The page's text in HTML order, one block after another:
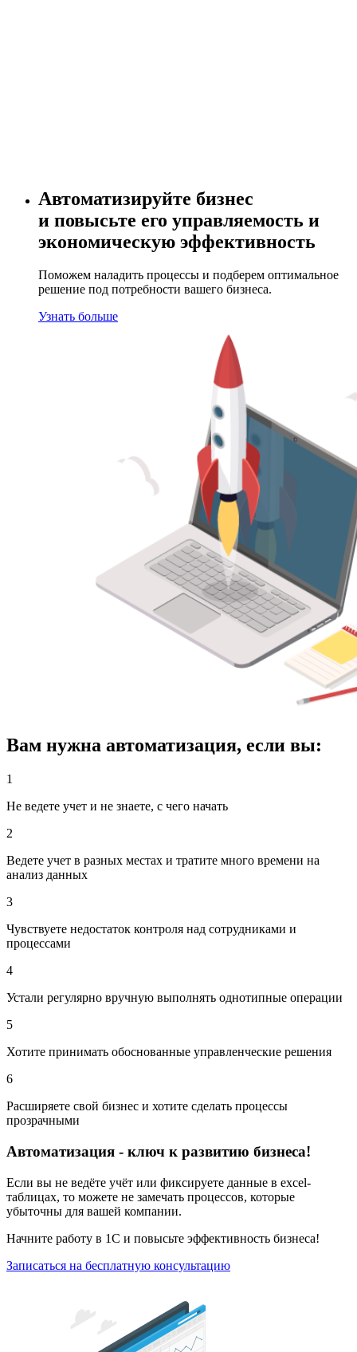
Автоматизируйте бизнес
и повысьте его управляемость и
экономическую эффективность
Поможем наладить процессы и подберем оптимальное
решение под потребности вашего бизнеса.
Узнать больше
Вам нужна автоматизация, если вы:
1
Не ведете учет и не знаете, с чего начать
2
Ведете учет в разных местах и тратите много времени на
анализ данных
3
Чувствуете недостаток контроля над сотрудниками и
процессами
4
Устали регулярно вручную выполнять однотипные операции
5
Хотите принимать обоснованные управленческие решения
6
Расширяете свой бизнес и хотите сделать процессы
прозрачными
Автоматизация - ключ к развитию бизнеса!
Если вы не ведёте учёт или фиксируете данные в excel-
таблицах, то можете не замечать процессов, которые
убыточны для вашей компании.
Начните работу в 1С и повысьте эффективность бизнеса!
Записаться на бесплатную консультацию